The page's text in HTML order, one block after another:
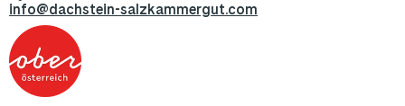
info@dachstein-salzkammergut.com